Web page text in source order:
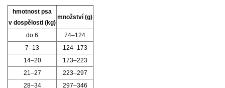
hmotnost psa
v dospělosti (kg)
množství (g)
do 6
74–124
7–13
124–173
14–20
173–223
21–27
223–297
28–34
297–346